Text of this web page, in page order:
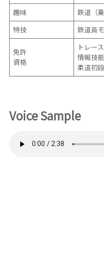
趣味
鉄道（
特技
鉄道員
免許
資格
トレー
情報技
柔道初段
Voice Sample